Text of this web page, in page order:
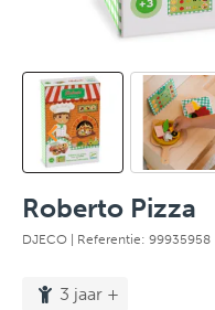
Roberto Pizza
DJECO | Referentie: 99935958
3 jaar +